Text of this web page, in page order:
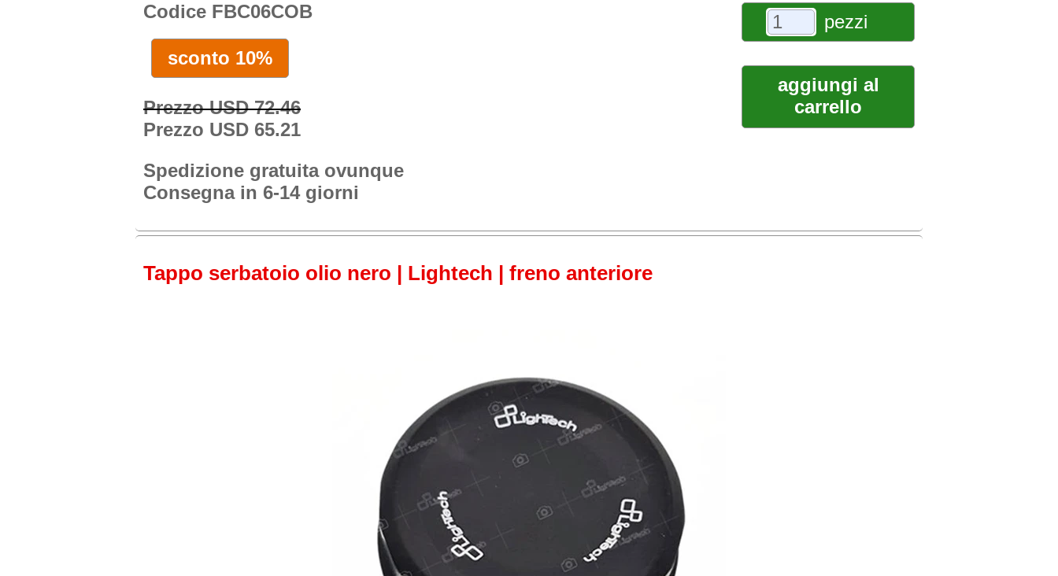
Codice FBC06COB
sconto 10%
Prezzo USD 72.46
Prezzo USD 65.21
Spedizione gratuita ovunque
Consegna in 6-14 giorni
pezzi
aggiungi al
carrello
Tappo serbatoio olio nero | Lightech | freno anteriore